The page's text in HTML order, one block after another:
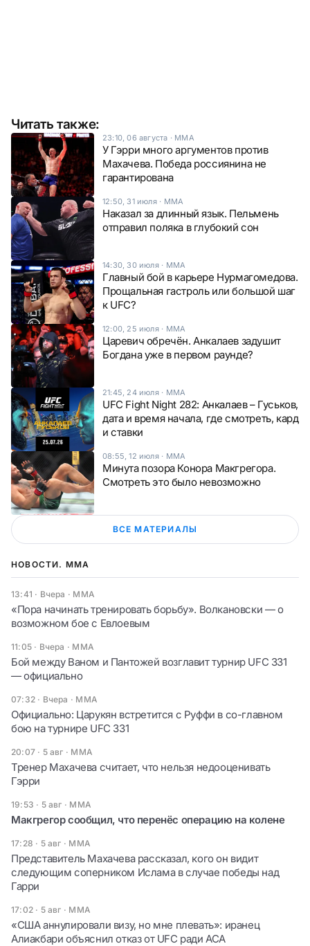
Читать также:
23:10, 06 августа · ММА
У Гэрри много аргументов против
Махачева. Победа россиянина не
гарантирована
12:50, 31 июля· ММА
Наказал за длинный язык. Пельмень
отправил поляка в глубокий сон
14:30, 30 июля· ММА
Главный бой в карьере Нурмагомедова.
Прощальная гастроль или большой шаг
к UFC?
12:00, 25 июля· ММА
Царевич обречён. Анкалаев задушит
Богдана уже в первом раунде?
21:45, 24 июля· ММА
UFC Fight Night 282: Анкалаев – Гуськов,
дата и время начала, где смотреть, кард
и ставки
08:55, 12 июля· ММА
Минута позора Конора Макгрегора.
Смотреть это было невозможно
ВСЕ МАТЕРИАЛЫ
НОВОСТИ. ММА
13:41 · Вчера · ММА
«Пора начинать тренировать борьбу». Волкановски — о
возможном бое с Евлоевым
11:05 · Вчера · ММА
Бой между Ваном и Пантожей возглавит турнир UFC 331
— официально
07:32 · Вчера · ММА
Официально: Царукян встретится с Руффи в со-главном
бою на турнире UFC 331
20:07 · 5 авг · ММА
Тренер Махачева считает, что нельзя недооценивать
Гэрри
19:53 · 5 авг · ММА
Макгрегор сообщил, что перенёс операцию на колене
17:28 · 5 авг · ММА
Представитель Махачева рассказал, кого он видит
следующим соперником Ислама в случае победы над
Гарри
17:02 · 5 авг · ММА
«США аннулировали визу, но мне плевать»: иранец
Алиакбари объяснил отказ от UFC ради ACA